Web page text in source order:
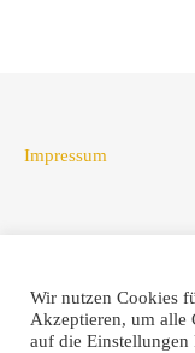
Impressum
Kontakt
Wir nutzen Cookies
Akzeptieren, um alle
auf die Einstellungen